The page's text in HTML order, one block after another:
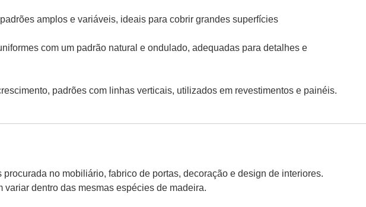
amplos e variáveis, ideais para cobrir grandes superfícies
com um padrão natural e ondulado, adequadas para detalhes e
padrões com linhas verticais, utilizados em revestimentos e painéis.
no mobiliário, fabrico de portas, decoração e design de interiores.
dentro das mesmas espécies de madeira.